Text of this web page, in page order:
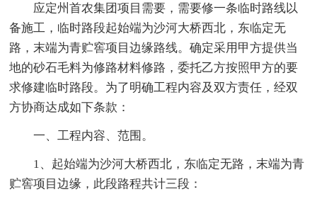
应定州首农集团项目需要，需要修一条临时路线以
备施工，临时路段起始端为沙河大桥西北，东临定无
路，末端为青贮窖项目边缘路线。确定采用甲方提供当
地的砂石毛料为修路材料修路，委托乙方按照甲方的要
求修建临时路段。为了明确工程内容及双方责任，经双
方协商达成如下条款：
一、工程内容、范围。
1、起始端为沙河大桥西北，东临定无路，末端为青
贮窖项目边缘，此段路程共计三段：